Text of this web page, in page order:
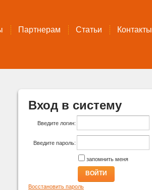
Партнерам Статьи Контакты
Вход в систему
Введите логин:
Введите пароль:
запомнить меня
ВОЙТИ
Восстановить пароль